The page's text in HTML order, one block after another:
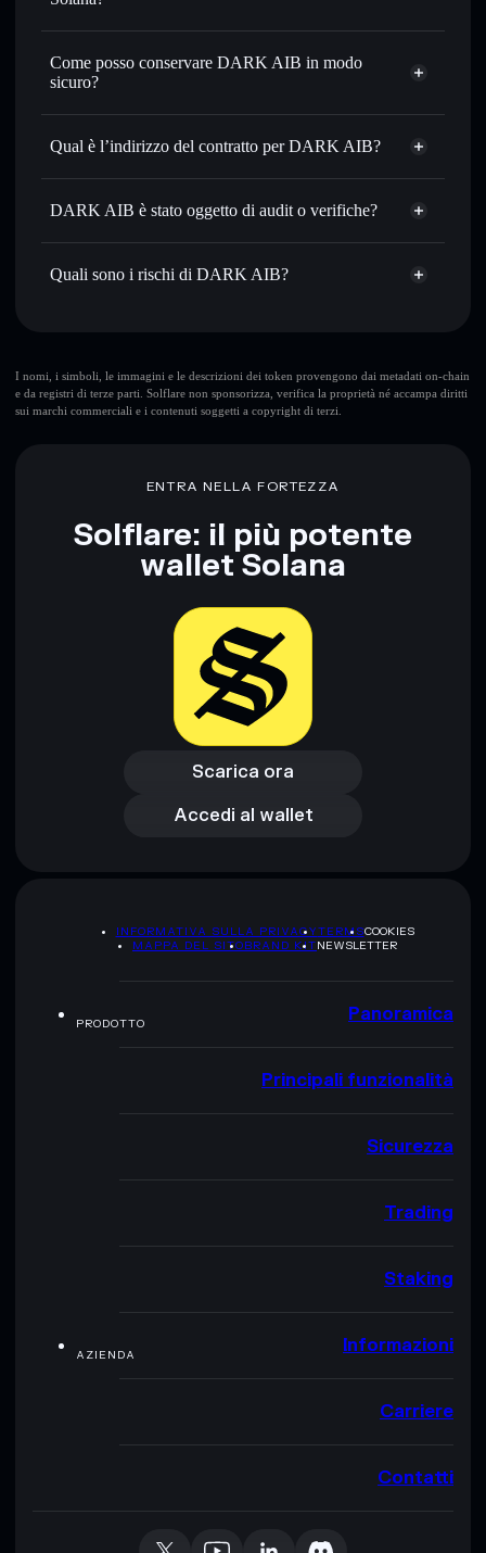
prezzo desiderato di DAIB
Usare il DCA
DAIB nel tempo
Inviare in modo riservato
— trasferisci DAIB senza
collegare pubblicamente i wallet usando l’Aggregatore di
privacy incorporato di Solflare
Monitorare in tempo reale — conosci prezzo, volume,
wallet non-custodial all’interno del quale hai il pieno ed
Aggregatore di privacy
DARK AIB
Come posso conservare DARK AIB in modo
sicuro?
DARK AIB
Aggregatore di privacy
Qual è l’indirizzo del contratto per DARK AIB?
DARK AIB
DARK AIB è stato oggetto di audit o verifiche?
DARK AIB non è verificato
Quali sono i rischi di DARK AIB?
I nomi, i simboli, le immagini e le descrizioni dei token provengono dai metadati on-chain
e da registri di terze parti. Solflare non sponsorizza, verifica la proprietà né accampa diritti
sui marchi commerciali e i contenuti soggetti a copyright di terzi.
ENTRA NELLA FORTEZZA
Solflare: il più potente
wallet Solana
Scarica ora
Scarica ora
Accedi al wallet
Accedi al wallet
INFORMATIVA SULLA PRIVACYTERMSCOOKIES
MAPPA DEL SITOBRAND KITNEWSLETTER
PRODOTTO Panoramica
Principali funzionalità
Sicurezza
Trading
Staking
AZIENDA Informazioni
Carriere
Contatti